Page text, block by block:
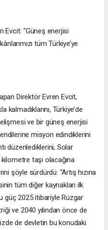
Evcit: “Güneş enerjisi
tüm Türkiye’ye
Direktör Evren Evcit,
kalmadıklarını, Türkiye’de
ve bir güneş enerjisi
misyon edindiklerini
düzenlediklerini, Solar
taşı olacağına
şöyle sürdürdü: “Artış hızına
tüm diğer kaynakları ilk
güç 2025 itibariyle Rüzgar
ve 2040 yılından önce de
de devletin bu konudaki